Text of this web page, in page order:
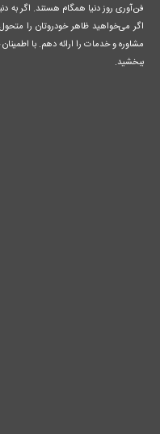
فن‌آوری روز دنیا همگام هستند. اگر به
اگر می‌خواهید ظاهر خودروتان را
مشاوره و خدمات را ارائه دهم. با
ببخشید.